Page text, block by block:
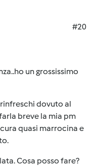
#20
un grossissimo
dovuto al
breve la mia pm
quasi marrocina e
Cosa posso fare?